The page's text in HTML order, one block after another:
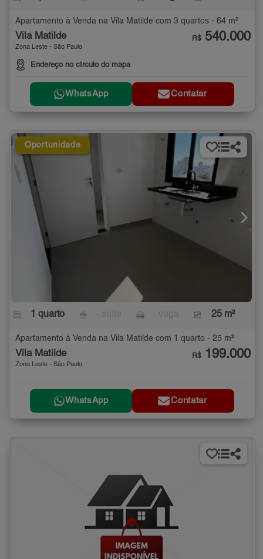
Apartamento à Venda na Vila Matilde com 3 quartos - 64 m²
Vila Matilde
Zona Leste - São Paulo
Endereço no círculo do mapa
R$ 540.000
WhatsApp Contatar
Oportunidade
1 quarto 25 m²
Apartamento à Venda na Vila Matilde com 1 quarto - 25 m²
Vila Matilde
Zona Leste - São Paulo
R$ 199.000
WhatsApp Contatar